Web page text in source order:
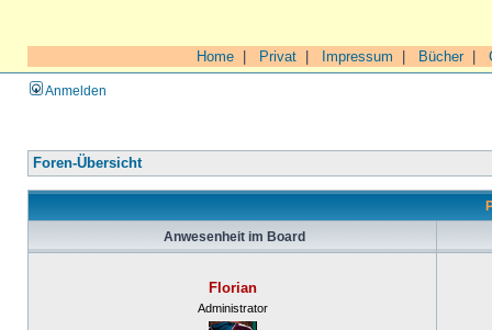
Home Privat Impressum Bücher|
Anmelden
Foren-Übersicht
Anwesenheit im Board
Florian
Administrator